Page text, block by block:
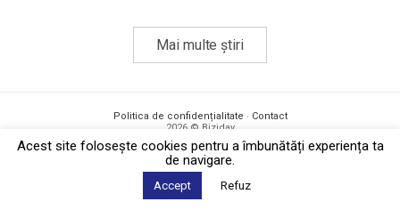
Mai multe știri
Politica de confidențialitate · Contact
2026 © Biziday
Acest site foloseşte cookies pentru a îmbunătăți experiența ta
de navigare.
Accept Refuz